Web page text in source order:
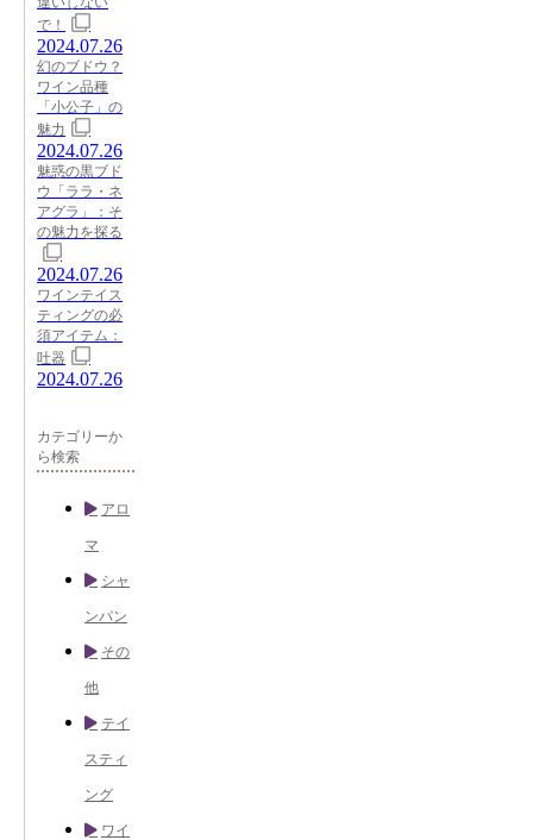
で！
2024.07.26
幻のブドウ？
ワイン品種
「小公子」の
魅力
2024.07.26
魅惑の黒ブド
ウ「ララ・ネ
アグラ」：そ
の魅力を探る
2024.07.26
ワインテイス
ティングの必
須アイテム：
吐器
2024.07.26
カテゴリーか
ら検索
アロ
マ
シャ
ンパン
その
他
テイ
スティ
ング
ワイ